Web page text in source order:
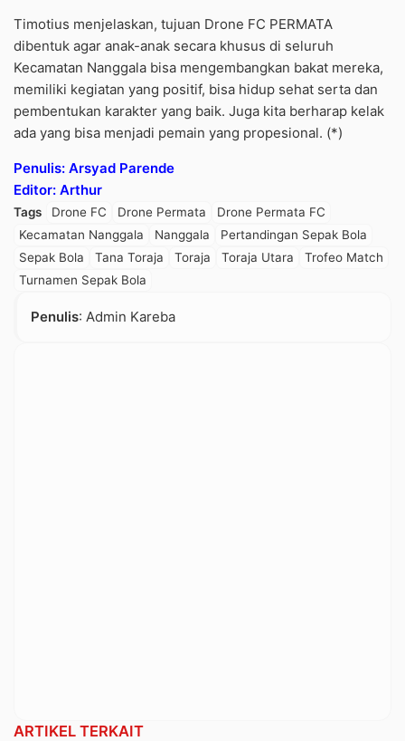
Timotius menjelaskan, tujuan Drone FC PERMATA
dibentuk agar anak-anak secara khusus di seluruh
Kecamatan Nanggala bisa mengembangkan bakat mereka,
memiliki kegiatan yang positif, bisa hidup sehat serta dan
pembentukan karakter yang baik. Juga kita berharap kelak
ada yang bisa menjadi pemain yang propesional. (*)
Penulis: Arsyad Parende
Editor: Arthur
Tags Drone FC Drone Permata
Drone Permata FC
Kecamatan Nanggala
Nanggala
Pertandingan Sepak Bola
Sepak Bola
Tana Toraja Toraja Toraja Utara
Trofeo Match
Turnamen Sepak Bola
Penulis: Admin Kareba
ARTIKEL TERKAIT